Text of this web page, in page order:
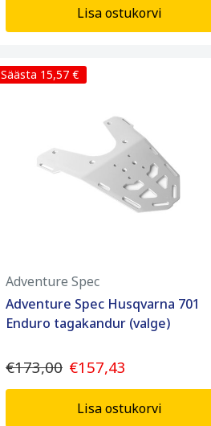
Lisa ostukorvi
Säästa 15,57 €
Adventure Spec
Adventure Spec Husqvarna 701
Enduro tagakandur (valge)
€173,00 €157,43
Lisa ostukorvi